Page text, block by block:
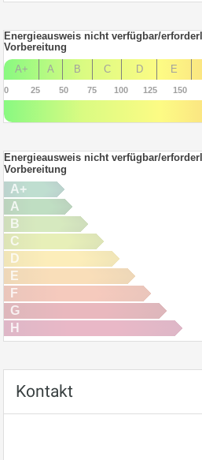
Energieausweis nicht verfügbar/
Vorbereitung
A+
A B C D E
0 25 50 75 100 125 150
Energieausweis nicht verfügbar/
Vorbereitung
A+
A
B
C
D
E
F
G
H
Kontakt